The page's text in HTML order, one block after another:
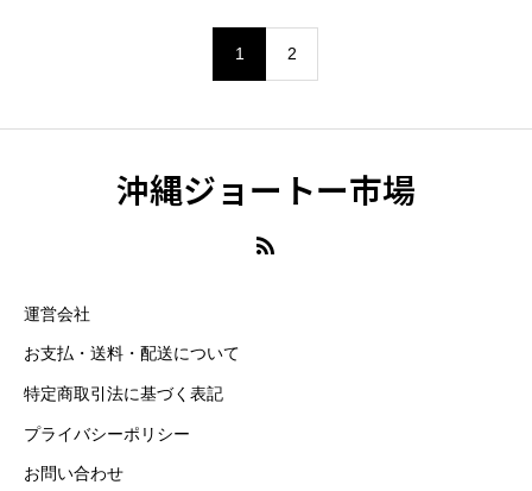
1 2
沖縄ジョートー市場
運営会社
お支払・送料・配送について
特定商取引法に基づく表記
プライバシーポリシー
お問い合わせ